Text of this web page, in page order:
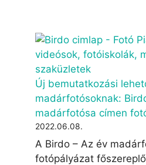
Új bemutatkozási
madárfotósoknak:
madárfotósa címen
2022.06.08.
A Birdo – Az év
fotópályázat